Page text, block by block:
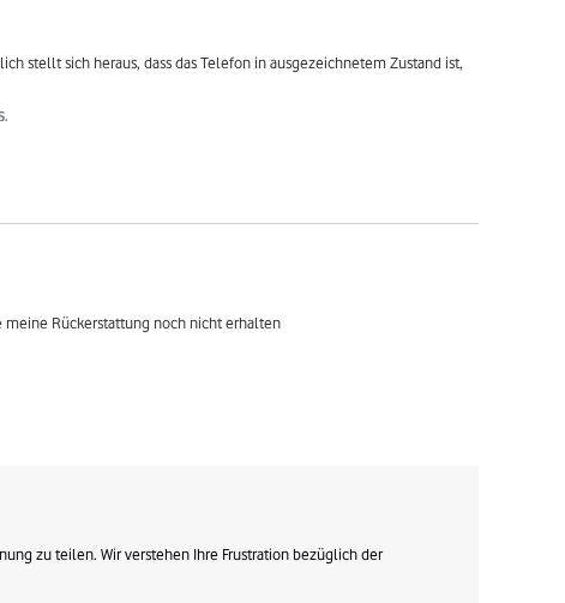
stellt sich heraus, dass das Telefon in ausgezeichnetem Zustand ist,
meine Rückerstattung noch nicht erhalten
zu teilen. Wir verstehen Ihre Frustration bezüglich der